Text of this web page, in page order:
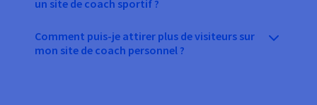
un site de coach sportif ?
Comment puis-je attirer plus de visiteurs sur
mon site de coach personnel ?